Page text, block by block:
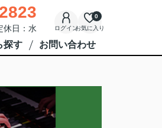
日：水 ログインお気に入り
0
探す お問い合わせ